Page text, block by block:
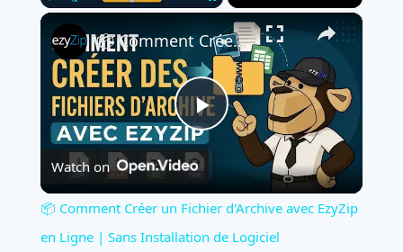
×
Play
Video
📦 Comment Créer un Fichier d'Archive avec EzyZip en Ligne | Sans Installation de Logiciel
Watch on
📦 Comment Créer un Fichier d'Archive avec EzyZip
en Ligne | Sans Installation de Logiciel